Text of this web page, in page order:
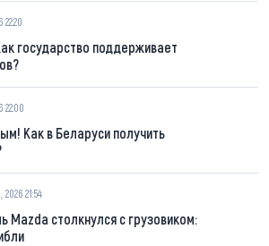
22:20
государство поддерживает
22:00
Как в Беларуси получить
2026 21:54
Mazda столкнулся с грузовиком: